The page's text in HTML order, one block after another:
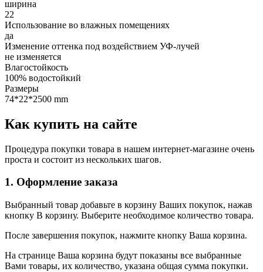
ширина
22
Использование во влажных помещениях
да
Изменение оттенка под воздействием УФ-лучей
не изменяется
Влагостойкость
100% водостойкий
Размеры
74*22*2500 mm
Как купить на сайте
Процедура покупки товара в нашем интернет-магазине очень
проста и состоит из нескольких шагов.
1. Оформление заказа
Выбранный товар добавьте в корзину Ваших покупок, нажав
кнопку В корзину. Выберите необходимое количество товара.
После завершения покупок, нажмите кнопку Ваша корзина.
На странице Ваша корзина будут показаны все выбранные
Вами товары, их количество, указана общая сумма покупки.